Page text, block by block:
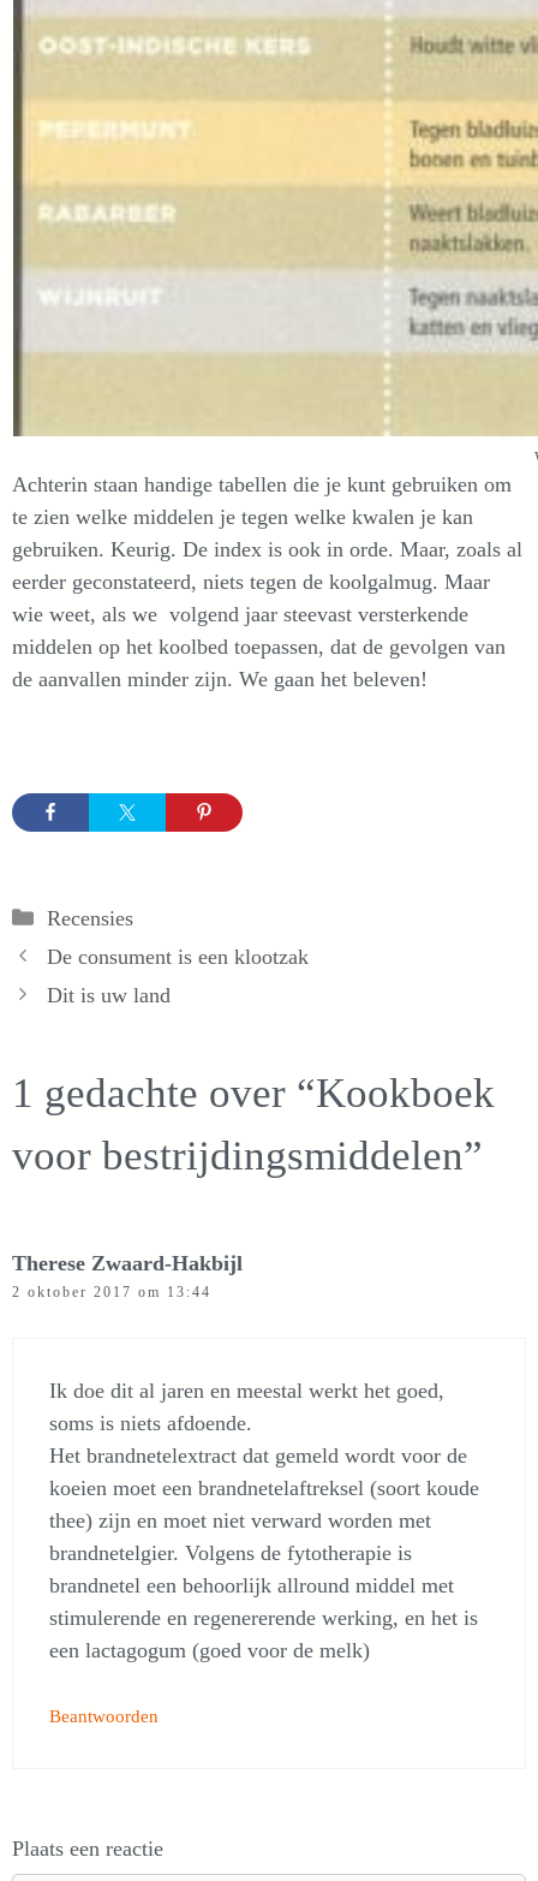
Achterin staan handige tabellen die je kunt gebruiken om
te zien welke middelen je tegen welke kwalen je kan
gebruiken. Keurig. De index is ook in orde. Maar, zoals al
eerder geconstateerd, niets tegen de koolgalmug. Maar
wie weet, als we volgend jaar steevast versterkende
middelen op het koolbed toepassen, dat de gevolgen van
de aanvallen minder zijn. We gaan het beleven!
Categorieën
Recensies
De consument is een klootzak
Dit is uw land
1 gedachte over “Kookboek
voor bestrijdingsmiddelen”
Therese Zwaard-Hakbijl
2 oktober 2017 om 13:44
Ik doe dit al jaren en meestal werkt het goed,
soms is niets afdoende.
Het brandnetelextract dat gemeld wordt voor de
koeien moet een brandnetelaftreksel (soort koude
thee) zijn en moet niet verward worden met
brandnetelgier. Volgens de fytotherapie is
brandnetel een behoorlijk allround middel met
stimulerende en regenererende werking, en het is
een lactagogum (goed voor de melk)
Beantwoorden
Plaats een reactie